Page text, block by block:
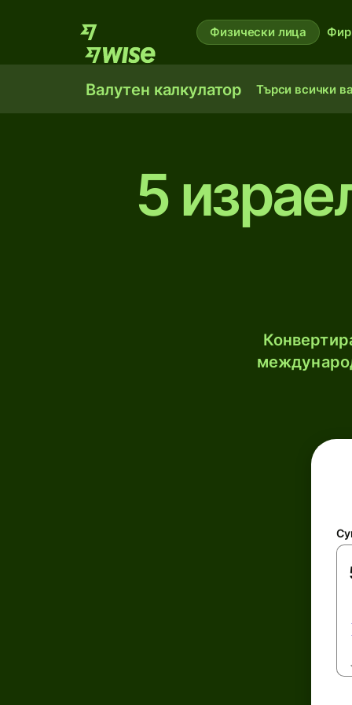
Физически лица
Валутен калкулатор Търси всички
5